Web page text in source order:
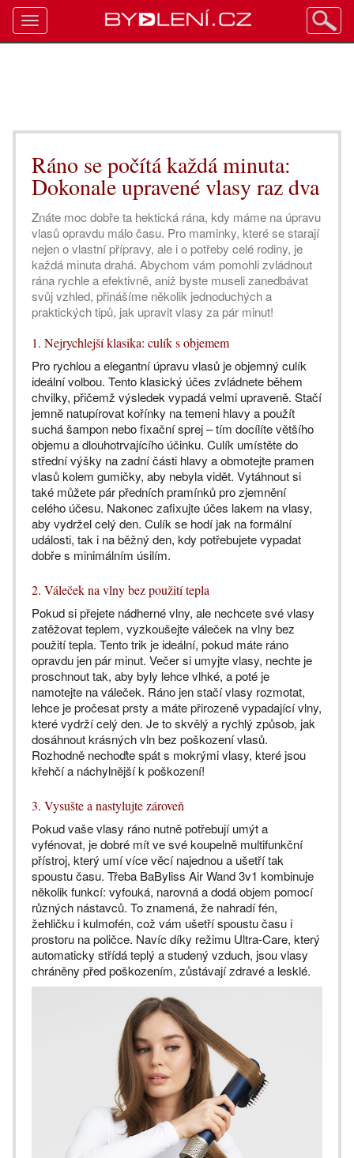
Ráno se počítá každá minuta:
Dokonale upravené vlasy raz dva
Znáte moc dobře ta hektická rána, kdy máme na úpravu
vlasů opravdu málo času. Pro maminky, které se starají
nejen o vlastní přípravy, ale i o potřeby celé rodiny, je
každá minuta drahá. Abychom vám pomohli zvládnout
rána rychle a efektivně, aniž byste museli zanedbávat
svůj vzhled, přinášíme několik jednoduchých a
praktických tipů, jak upravit vlasy za pár minut!
1. Nejrychlejší klasika: culík s objemem
Pro rychlou a elegantní úpravu vlasů je objemný culík
ideální volbou. Tento klasický účes zvládnete během
chvilky, přičemž výsledek vypadá velmi upraveně. Stačí
jemně natupírovat kořínky na temeni hlavy a použít
suchá šampon nebo fixační sprej – tím docílíte většího
objemu a dlouhotrvajícího účinku. Culík umístěte do
střední výšky na zadní části hlavy a obmotejte pramen
vlasů kolem gumičky, aby nebyla vidět. Vytáhnout si
také můžete pár předních pramínků pro zjemnění
celého účesu. Nakonec zafixujte účes lakem na vlasy,
aby vydržel celý den. Culík se hodí jak na formální
události, tak i na běžný den, kdy potřebujete vypadat
dobře s minimálním úsilím.
2. Váleček na vlny bez použití tepla
Pokud si přejete nádherné vlny, ale nechcete své vlasy
zatěžovat teplem, vyzkoušejte váleček na vlny bez
použití tepla. Tento trik je ideální, pokud máte ráno
opravdu jen pár minut. Večer si umyjte vlasy, nechte je
proschnout tak, aby byly lehce vlhké, a poté je
namotejte na váleček. Ráno jen stačí vlasy rozmotat,
lehce je pročesat prsty a máte přirozeně vypadající vlny,
které vydrží celý den. Je to skvělý a rychlý způsob, jak
dosáhnout krásných vln bez poškození vlasů.
Rozhodně nechoďte spát s mokrými vlasy, které jsou
křehčí a náchylnější k poškození!
3. Vysušte a nastylujte zároveň
Pokud vaše vlasy ráno nutně potřebují umýt a
vyfénovat, je dobré mít ve své koupelně multifunkční
přístroj, který umí více věcí najednou a ušetří tak
spoustu času. Třeba BaByliss Air Wand 3v1 kombinuje
několik funkcí: vyfouká, narovná a dodá objem pomocí
různých nástavců. To znamená, že nahradí fén,
žehličku i kulmofén, což vám ušetří spoustu času i
prostoru na poličce. Navíc díky režimu Ultra-Care, který
automaticky střídá teplý a studený vzduch, jsou vlasy
chráněny před poškozením, zůstávají zdravé a lesklé.
Toggle
navigation